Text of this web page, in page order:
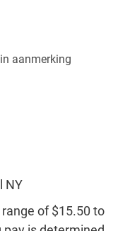
aanmerking
NY
of $15.50 to